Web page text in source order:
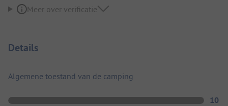
Meer over verificatie
Details
Algemene toestand van de camping
10